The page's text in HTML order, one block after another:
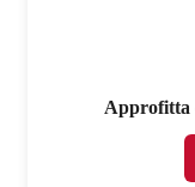
Approfitta